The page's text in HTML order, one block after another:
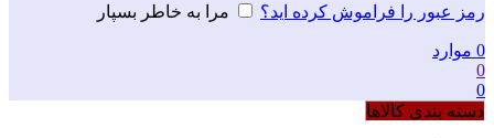
رمز عبور را فراموش کرده اید؟ مرا به خاطر بسپار
0 موارد
0
0
دسته بندی کالاها